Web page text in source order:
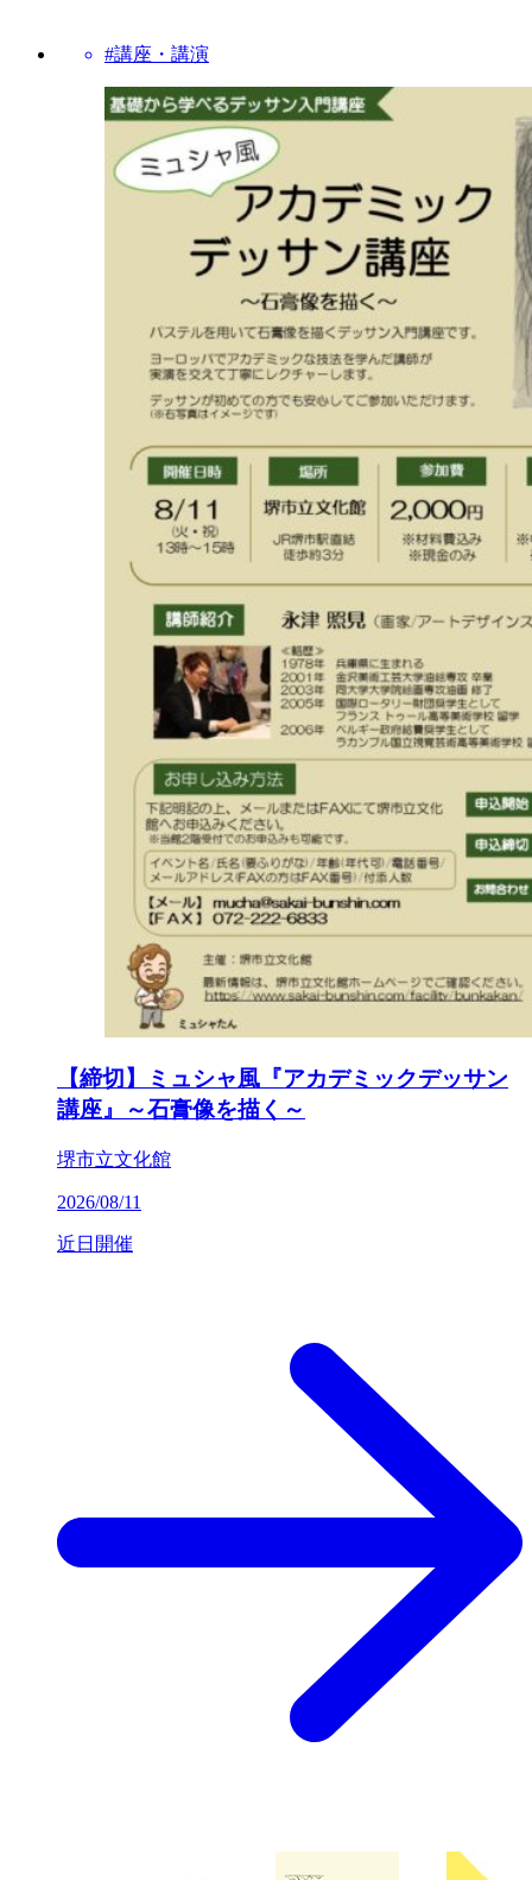
#講座・講演
【締切】ミュシャ風『アカデミックデッサン
講座』～石膏像を描く～
堺市立文化館
2026/08/11
近日開催